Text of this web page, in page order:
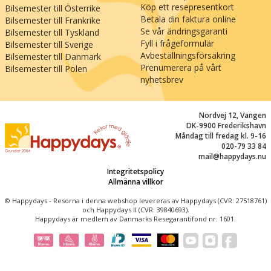
på det stora Industrimuseet och dem från det
forna Horsens statsfängelse. Du kan också
prova på flaggskeppet bland attraktionen på Fyn
– Bridgewalking – vars motsvarighet hittills bara
finns i Sydney och San Francisco. Och kommer du
till Vejle under sommarsemestern så finns det
fina möjligheter för härliga baddagar längs de
minisemester i Danmark!
Bilsemester till Österrike
Bilsemester till Frankrike
Bilsemester till Tyskland
Bilsemester till Sverige
Bilsemester till Danmark
Bilsemester till Polen
Köp ett resepresentkort
Betala din faktura online
Se vår ändringsgaranti
Fyll i frågeformulär
Avbeställningsförsäkring
Prenumerera på vårt
nyhetsbrev
Nordvej 12, Vangen
DK-9900 Frederikshavn
Måndag till fredag kl. 9-16
020-79 33 84
mail@happydays.nu
Integritetspolicy
Allmänna villkor
© Happydays - Resorna i denna webshop levereras av Happydays (CVR: 27518761)
och Happydays II (CVR: 39840693).
Happydays är medlem av Danmarks Resegarantifond nr: 1601.